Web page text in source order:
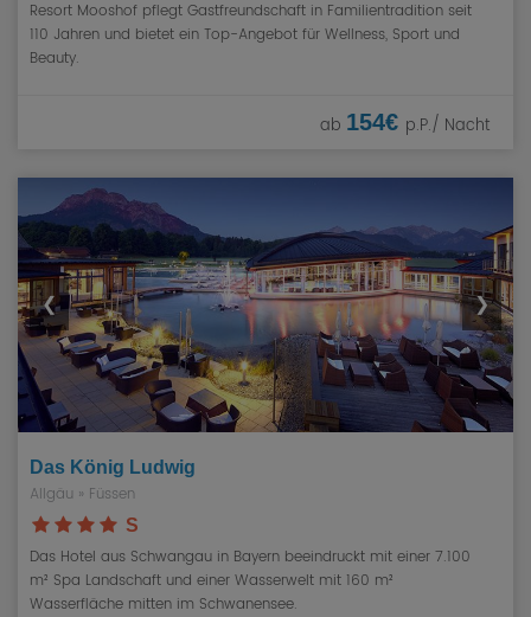
Resort Mooshof pflegt Gastfreundschaft in Familientradition seit
110 Jahren und bietet ein Top-Angebot für Wellness, Sport und
Beauty.
ab 154€ p.P./ Nacht
❮ ❯
Das König Ludwig
Allgäu » Füssen
S
Das Hotel aus Schwangau in Bayern beeindruckt mit einer 7.100
m² Spa Landschaft und einer Wasserwelt mit 160 m²
Wasserfläche mitten im Schwanensee.